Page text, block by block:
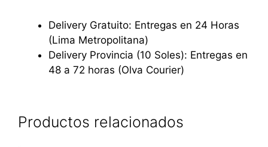
Delivery Gratuito: Entregas en 24 Horas
(Lima Metropolitana)
Delivery Provincia (10 Soles): Entregas en
48 a 72 horas (Olva Courier)
Productos relacionados